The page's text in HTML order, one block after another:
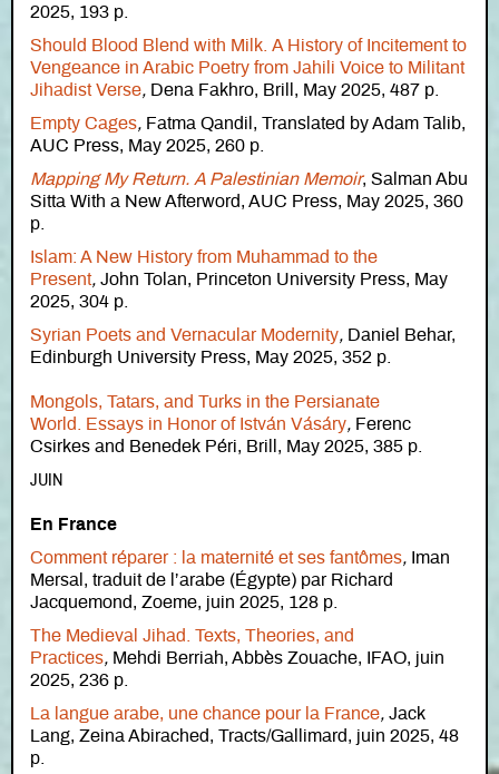
2025, 193 p.
Should Blood Blend with Milk. A History of Incitement to
Vengeance in Arabic Poetry from Jahili Voice to Militant
Jihadist Verse, Dena Fakhro, Brill, May 2025, 487 p.
Empty Cages, Fatma Qandil, Translated by Adam Talib,
AUC Press, May 2025, 260 p.
Mapping My Return. A Palestinian Memoir, Salman Abu
Sitta With a New Afterword, AUC Press, May 2025, 360
p.
Islam: A New History from Muhammad to the
Present, John Tolan, Princeton University Press, May
2025, 304 p.
Syrian Poets and Vernacular Modernity, Daniel Behar,
Edinburgh University Press, May 2025, 352 p.
Mongols, Tatars, and Turks in the Persianate
World. Essays in Honor of István Vásáry, Ferenc
Csirkes and Benedek Péri, Brill, May 2025, 385 p.
JUIN
En France
Comment réparer : la maternité et ses fantômes, Iman
Mersal, traduit de l’arabe (Égypte) par Richard
Jacquemond, Zoeme, juin 2025, 128 p.
The Medieval Jihad. Texts, Theories, and
Practices, Mehdi Berriah, Abbès Zouache, IFAO, juin
2025, 236 p.
La langue arabe, une chance pour la France, Jack
Lang, Zeina Abirached, Tracts/Gallimard, juin 2025, 48
p.